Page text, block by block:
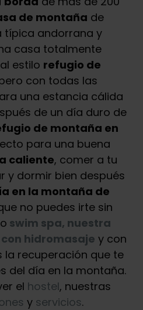
de montaña de
típica andorrana y
casa totalmente
estilo refugio de
con todas las
una estancia cálida
de un día duro de
de montaña en
para una buena
caliente, comer a tu
y dormir bien después
en la montaña de
no puedes irte sin
swim spa, nuestra
hidromasaje y con
la recuperación que te
del día en la montaña.
el hostel, nuestras
y servicios.